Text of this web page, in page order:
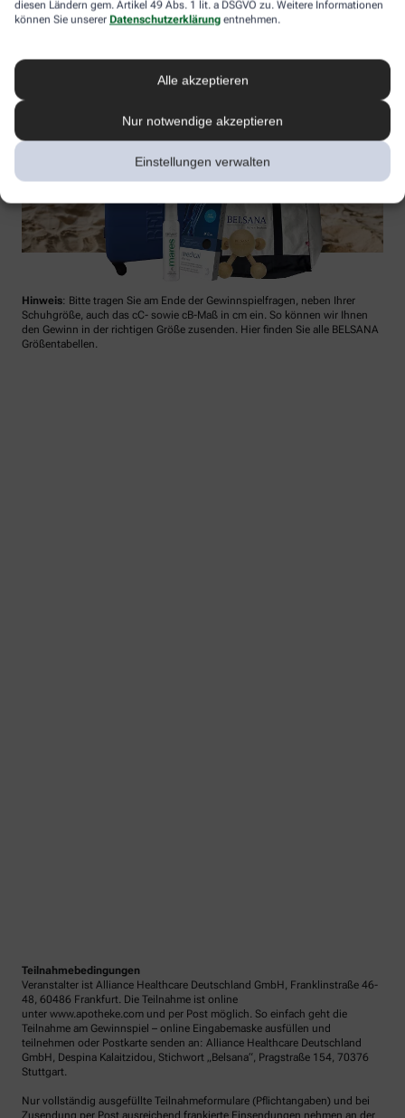
diesen Ländern gem. Artikel 49 Abs. 1 lit. a DSGVO zu. Weitere Informationen
können Sie unserer Datenschutzerklärung entnehmen.
Alle akzeptieren
Nur notwendige akzeptieren
Einstellungen verwalten
Hinweis: Bitte tragen Sie am Ende der Gewinnspielfragen, neben Ihrer
Schuhgröße, auch das cC- sowie cB-Maß in cm ein. So können wir Ihnen
den Gewinn in der richtigen Größe zusenden. Hier finden Sie alle BELSANA
Größentabellen.
Teilnahmebedingungen
Veranstalter ist Alliance Healthcare Deutschland GmbH, Franklinstraße 46-
48, 60486 Frankfurt. Die Teilnahme ist online
unter www.apotheke.com und per Post möglich. So einfach geht die
Teilnahme am Gewinnspiel – online Eingabemaske ausfüllen und
teilnehmen oder Postkarte senden an: Alliance Healthcare Deutschland
GmbH, Despina Kalaitzidou, Stichwort „Belsana“, Pragstraße 154, 70376
Stuttgart.
Nur vollständig ausgefüllte Teilnahmeformulare (Pflichtangaben) und bei